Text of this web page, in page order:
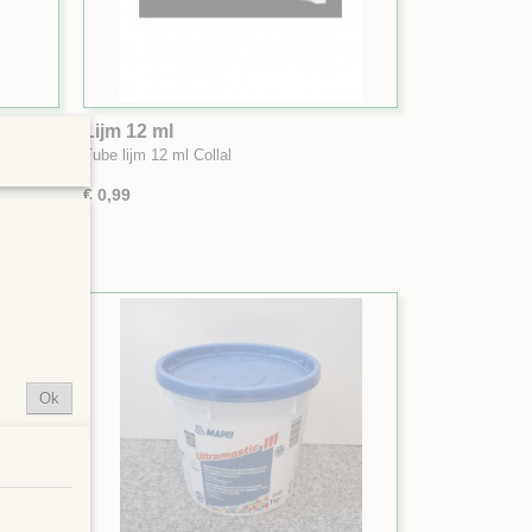
Lijm 12 ml
Tube lijm 12 ml Collal
€ 0,99
Ok